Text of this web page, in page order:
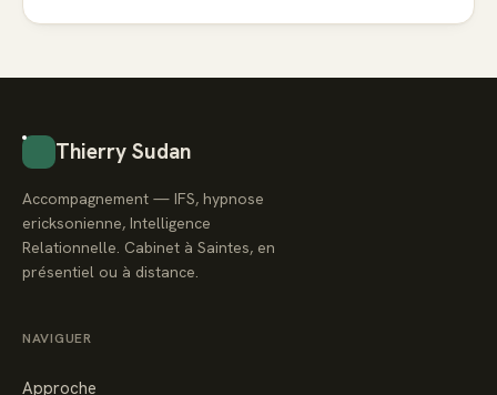
Thierry Sudan
Accompagnement — IFS, hypnose
ericksonienne, Intelligence
Relationnelle. Cabinet à Saintes, en
présentiel ou à distance.
NAVIGUER
Approche